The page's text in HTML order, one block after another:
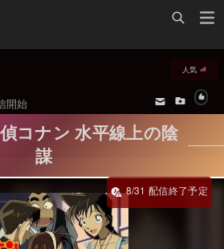
新着作品
オールジャンル
海外ドラマ・シリーズ
海外映画
国内TV番組・ドラマ
信終了予定の作品
海外ドラマ・ラインナップ
Netflix 人気ランキング
全作品ラインナップ
人気
開始
コナン 水平線上の陰
謀